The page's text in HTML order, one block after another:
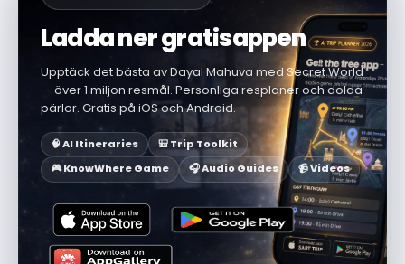
Ladda ner gratisappen
Upptäck det bästa av Dayal Mahuva med Secret World
— över 1 miljon resmål. Personliga resplaner och dolda
pärlor. Gratis på iOS och Android.
🧠 AI Itineraries
🎒 Trip Toolkit
🎮 KnowWhere Game
🎧 Audio Guides 📹 Videos